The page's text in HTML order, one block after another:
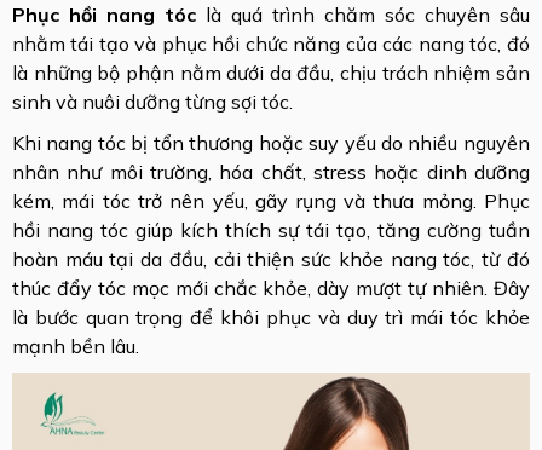
Phục hồi nang tóclà quá trình chăm sóc chuyên sâu
nhằm tái tạo và phục hồi chức năng của các nang tóc, đó
là những bộ phận nằm dưới da đầu, chịu trách nhiệm sản
sinh và nuôi dưỡng từng sợi tóc.
Khi nang tóc bị tổn thương hoặc suy yếu do nhiều nguyên
nhân như môi trường, hóa chất, stress hoặc dinh dưỡng
kém, mái tóc trở nên yếu, gãy rụng và thưa mỏng. Phục
hồi nang tóc giúp kích thích sự tái tạo, tăng cường tuần
hoàn máu tại da đầu, cải thiện sức khỏe nang tóc, từ đó
thúc đẩy tóc mọc mới chắc khỏe, dày mượt tự nhiên. Đây
là bước quan trọng để khôi phục và duy trì mái tóc khỏe
mạnh bền lâu.